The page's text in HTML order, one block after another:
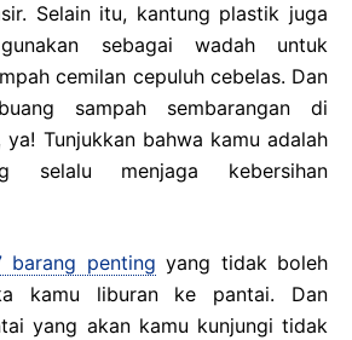
Selain itu, kantung plastik juga
sebagai wadah untuk
cemilan cepuluh cebelas. Dan
sampah sembarangan di
Tunjukkan bahwa kamu adalah
selalu menjaga kebersihan
barang penting yang tidak boleh
kamu liburan ke pantai. Dan
yang akan kamu kunjungi tidak